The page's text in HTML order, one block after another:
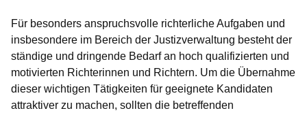
Für besonders anspruchsvolle richterliche Aufgaben und
insbesondere im Bereich der Justizverwaltung besteht der
ständige und dringende Bedarf an hoch qualifizierten und
motivierten Richterinnen und Richtern. Um die Übernahme
dieser wichtigen Tätigkeiten für geeignete Kandidaten
attraktiver zu machen, sollten die betreffenden